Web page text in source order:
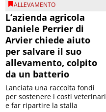
ALLEVAMENTO
L’azienda agricola
Daniele Perrier di
Arvier chiede aiuto
per salvare il suo
allevamento, colpito
da un batterio
Lanciata una raccolta fondi
per sostenere i costi veterinari
e far ripartire la stalla